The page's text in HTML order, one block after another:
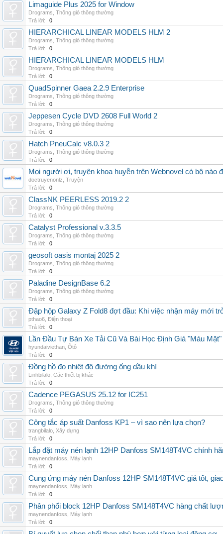
Limaguide Plus 2025 for Window
Drograms Thông gió thông thường
Trả lời:
0
HIERARCHICAL LINEAR MODELS HLM 2
Drograms Thông gió thông thường
Trả lời:
0
HIERARCHICAL LINEAR MODELS HLM
Drograms Thông gió thông thường
Trả lời:
0
QuadSpinner Gaea 2.2.9 Enterprise
Drograms Thông gió thông thường
Trả lời:
0
Jeppesen Cycle DVD 2608 Full World 2
Drograms Thông gió thông thường
Trả lời:
0
Hatch PneuCalc v8.0.3 2
Drograms Thông gió thông thường
Trả lời:
0
Mọi người ơi, truyện khoa huyễn trên Webnovel có bộ nào
doctruyenonlz Truyện
Trả lời:
0
ClassNK PEERLESS 2019.2 2
Drograms Thông gió thông thường
Trả lời:
0
Catalyst Professional v.3.3.5
Drograms Thông gió thông thường
Trả lời:
0
geosoft oasis montaj 2025 2
Drograms Thông gió thông thường
Trả lời:
0
Paladine DesignBase 6.2
Drograms Thông gió thông thường
Trả lời:
0
Đập hộp Galaxy Z Fold8 đợt đầu: Khi việc nhận máy mới
pthao6 Điện thoại
Trả lời:
0
Lần Đầu Tự Bán Xe Tải Cũ Và Bài Học Định Giá "Máu
hyundaiviethan Ôtô
Trả lời:
0
Đồng hồ đo nhiệt độ đường ống dầu khí
Linhbilalo Các thiết bị khác
Trả lời:
0
Cadence PEGASUS 25.12 for IC251
Drograms Thông gió thông thường
Trả lời:
0
Công tắc áp suất Danfoss KP1 – vì sao nên lựa chọn?
trangbilalo Xây dựng
Trả lời:
0
Lắp đặt máy nén lạnh 12HP Danfoss SM148T4VC chính
maynendanfoss
Máy lạnh
Trả lời:
0
Cung ứng máy nén Danfoss 12HP SM148T4VC giá tốt,
maynendanfoss
Máy lạnh
Trả lời:
0
Phân phối block 12HP Danfoss SM148T4VC hàng chất
maynendanfoss
Máy lạnh
Trả lời:
0